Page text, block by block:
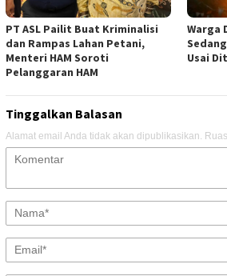
PT ASL Pailit Buat Kriminalisi
dan Rampas Lahan Petani,
Menteri HAM Soroti
Pelanggaran HAM
Warga
Usai
Tinggalkan Balasan
Alamat email Anda tidak akan dipublikasikan.